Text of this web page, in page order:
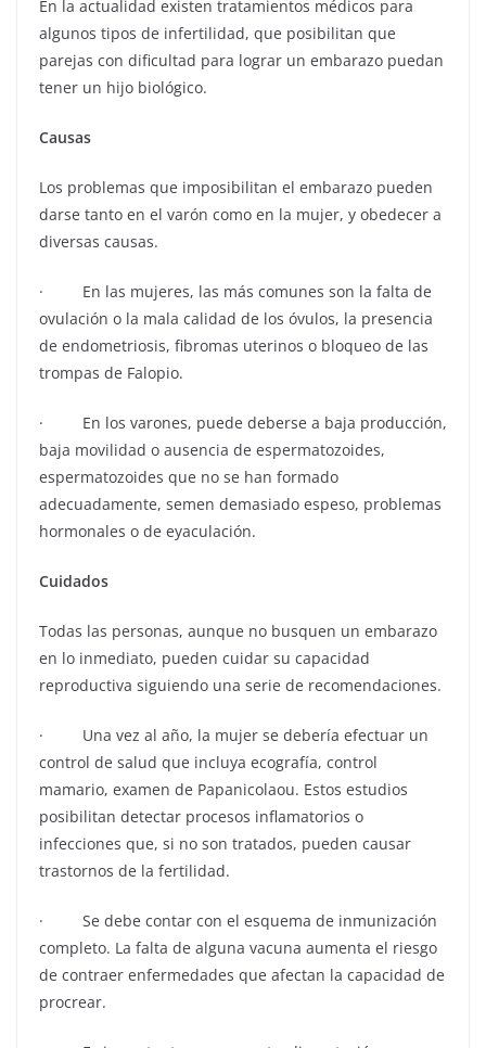
En la actualidad existen tratamientos médicos para
algunos tipos de infertilidad, que posibilitan que
parejas con dificultad para lograr un embarazo puedan
tener un hijo biológico.
Causas
Los problemas que imposibilitan el embarazo pueden
darse tanto en el varón como en la mujer, y obedecer a
diversas causas.
· En las mujeres, las más comunes son la falta de
ovulación o la mala calidad de los óvulos, la presencia
de endometriosis, fibromas uterinos o bloqueo de las
trompas de Falopio.
· En los varones, puede deberse a baja producción,
baja movilidad o ausencia de espermatozoides,
espermatozoides que no se han formado
adecuadamente, semen demasiado espeso, problemas
hormonales o de eyaculación.
Cuidados
Todas las personas, aunque no busquen un embarazo
en lo inmediato, pueden cuidar su capacidad
reproductiva siguiendo una serie de recomendaciones.
· Una vez al año, la mujer se debería efectuar un
control de salud que incluya ecografía, control
mamario, examen de Papanicolaou. Estos estudios
posibilitan detectar procesos inflamatorios o
infecciones que, si no son tratados, pueden causar
trastornos de la fertilidad.
· Se debe contar con el esquema de inmunización
completo. La falta de alguna vacuna aumenta el riesgo
de contraer enfermedades que afectan la capacidad de
procrear.